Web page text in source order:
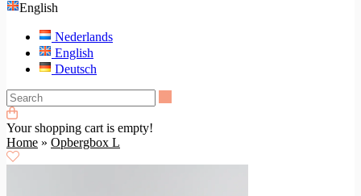
English
Nederlands
English
Deutsch
Your shopping cart is empty!
Home » Opbergbox L